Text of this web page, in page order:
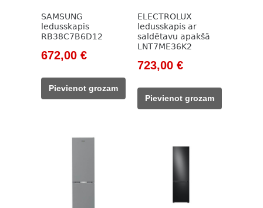
SAMSUNG
ledusskapis
RB38C7B6D12
Original
was:
949,00 €.
672,00 €Current
672,00 €.
Pievienot grozam
ELECTROLUX
ledusskapis ar
saldētavu apakšā
LNT7ME36K2
Original
was:
987,00 €.
723,00 €Current
723,00 €.
Pievienot grozam